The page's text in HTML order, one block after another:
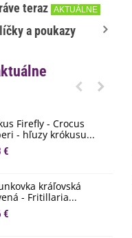
teraz AKTUÁLNE
a poukazy
Firefly - Crocus
- hľuzy krókusu...
€
kráľovská
- Fritillaria...
€